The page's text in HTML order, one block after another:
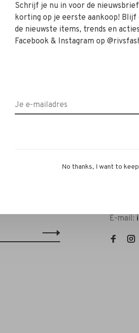
Geen producten gevonden!...
E-mail:
Schrijf je nu in voor de
korting op je eerste aankoop! Blijf
de nieuwste items, trends en
Facebook & Instagram op
No thanks, I want to